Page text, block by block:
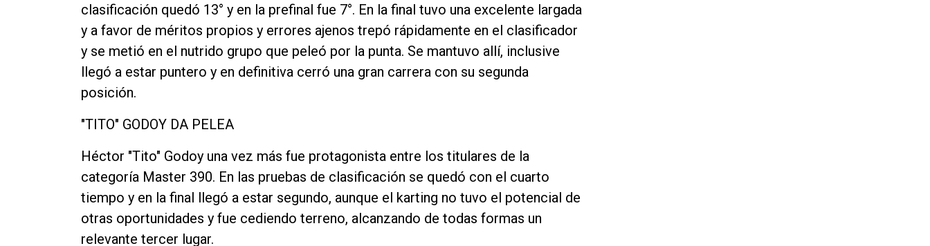
clasificación quedó 13° y en la prefinal fue 7°. En la final tuvo una excelente largada
y a favor de méritos propios y errores ajenos trepó rápidamente en el clasificador
y se metió en el nutrido grupo que peleó por la punta. Se mantuvo allí, inclusive
llegó a estar puntero y en definitiva cerró una gran carrera con su segunda
posición.
"TITO" GODOY DA PELEA
Héctor "Tito" Godoy una vez más fue protagonista entre los titulares de la
categoría Master 390. En las pruebas de clasificación se quedó con el cuarto
tiempo y en la final llegó a estar segundo, aunque el karting no tuvo el potencial de
otras oportunidades y fue cediendo terreno, alcanzando de todas formas un
relevante tercer lugar.